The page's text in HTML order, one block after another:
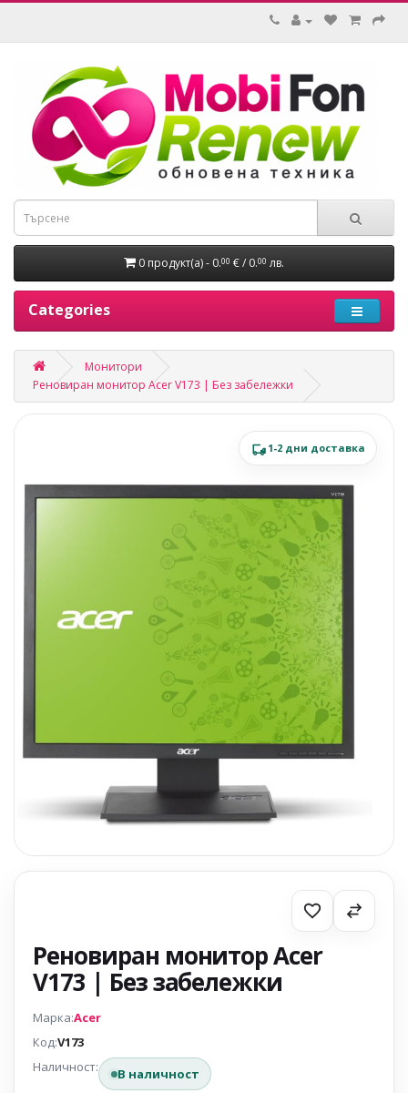
0 продукт(а) - 0.00 € / 0.00 лв.
Categories
Монитори
Реновиран монитор Acer V173 | Без забележки
1-2 дни доставка
Реновиран монитор Acer
V173 | Без забележки
Марка:Acer
Код:V173
Наличност:
В наличност